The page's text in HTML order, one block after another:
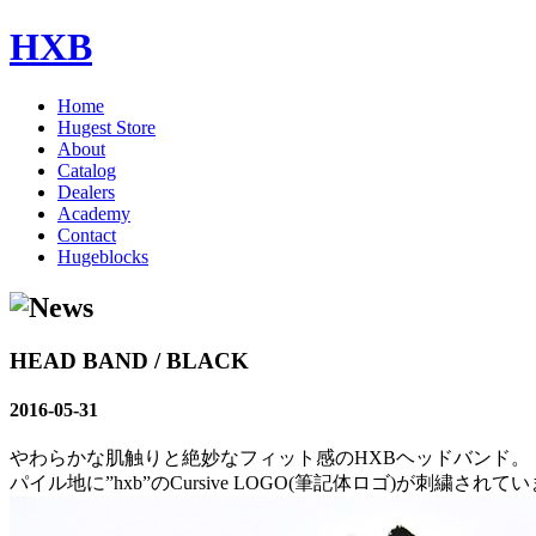
HXB
Home
Hugest Store
About
Catalog
Dealers
Academy
Contact
Hugeblocks
HEAD BAND / BLACK
2016-05-31
やわらかな肌触りと絶妙なフィット感のHXBヘッドバンド。
パイル地に”hxb”のCursive LOGO(筆記体ロゴ)が刺繍されてい